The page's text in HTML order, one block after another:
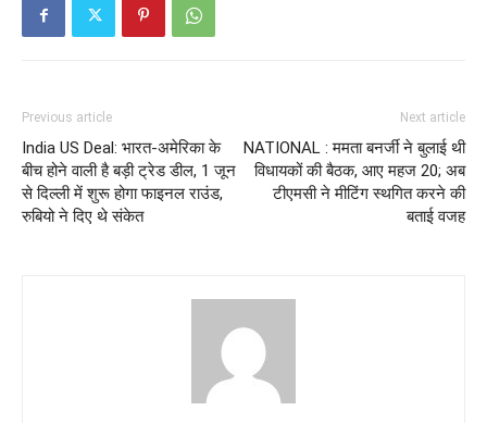
Previous article
India US Deal: भारत-अमेरिका के
बीच होने वाली है बड़ी ट्रेड डील, 1 जून
से दिल्ली में शुरू होगा फाइनल राउंड,
रुबियो ने दिए थे संकेत
Next article
NATIONAL : ममता बनर्जी ने बुलाई थी
विधायकों की बैठक, आए महज 20; अब
टीएमसी ने मीटिंग स्थगित करने की
बताई वजह